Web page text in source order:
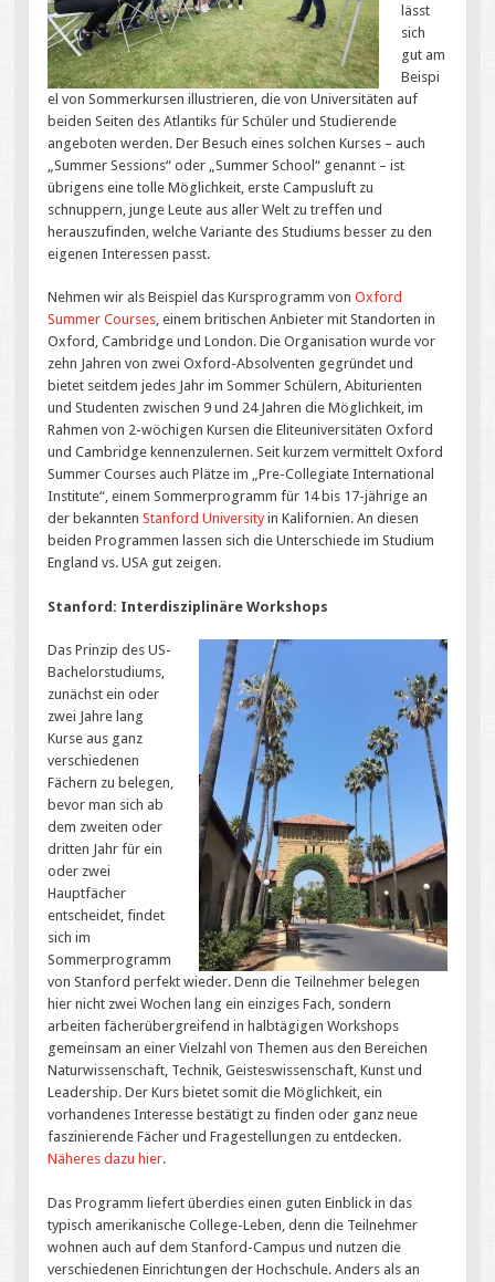
lässt
sich
gut am
Beispi
el von Sommerkursen illustrieren, die von Universitäten auf
beiden Seiten des Atlantiks für Schüler und Studierende
angeboten werden. Der Besuch eines solchen Kurses – auch
„Summer Sessions“ oder „Summer School“ genannt – ist
übrigens eine tolle Möglichkeit, erste Campusluft zu
schnuppern, junge Leute aus aller Welt zu treffen und
herauszufinden, welche Variante des Studiums besser zu den
eigenen Interessen passt.
Nehmen wir als Beispiel das Kursprogramm vonOxford
Summer Courses, einem britischen Anbieter mit Standorten in
Oxford, Cambridge und London. Die Organisation wurde vor
zehn Jahren von zwei Oxford-Absolventen gegründet und
bietet seitdem jedes Jahr im Sommer Schülern, Abiturienten
und Studenten zwischen 9 und 24 Jahren die Möglichkeit, im
Rahmen von 2-wöchigen Kursen die Eliteuniversitäten Oxford
und Cambridge kennenzulernen. Seit kurzem vermittelt Oxford
Summer Courses auch Plätze im „Pre-Collegiate International
Institute“, einem Sommerprogramm für 14 bis 17-jährige an
der bekanntenStanford Universityin Kalifornien. An diesen
beiden Programmen lassen sich die Unterschiede im Studium
England vs. USA gut zeigen.
Stanford: Interdisziplinäre Workshops
Das Prinzip des US-
Bachelorstudiums,
zunächst ein oder
zwei Jahre lang
Kurse aus ganz
verschiedenen
Fächern zu belegen,
bevor man sich ab
dem zweiten oder
dritten Jahr für ein
oder zwei
Hauptfächer
entscheidet, findet
sich im
Sommerprogramm
von Stanford perfekt wieder. Denn die Teilnehmer belegen
hier nicht zwei Wochen lang ein einziges Fach, sondern
arbeiten fächerübergreifend in halbtägigen Workshops
gemeinsam an einer Vielzahl von Themen aus den Bereichen
Naturwissenschaft, Technik, Geisteswissenschaft, Kunst und
Leadership. Der Kurs bietet somit die Möglichkeit, ein
vorhandenes Interesse bestätigt zu finden oder ganz neue
faszinierende Fächer und Fragestellungen zu entdecken.
Näheres dazu hier.
Das Programm liefert überdies einen guten Einblick in das
typisch amerikanische College-Leben, denn die Teilnehmer
wohnen auch auf dem Stanford-Campus und nutzen die
verschiedenen Einrichtungen der Hochschule. Anders als an